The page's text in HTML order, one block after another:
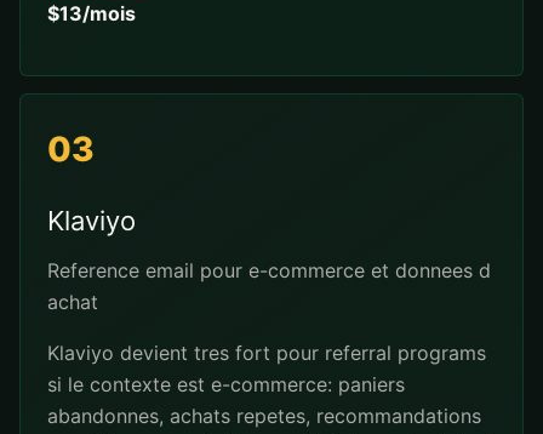
$13/mois
03
Klaviyo
Reference email pour e-commerce et donnees d
achat
Klaviyo devient tres fort pour referral programs
si le contexte est e-commerce: paniers
abandonnes, achats repetes, recommandations